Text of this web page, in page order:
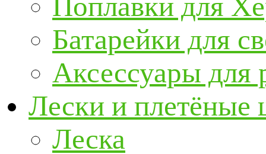
Батарейки для
Аксессуары для
Лески и
Леска